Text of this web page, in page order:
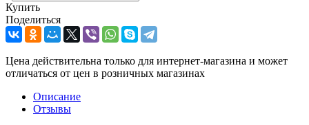
Купить
Поделиться
Цена действительна только для интернет-магазина и может
отличаться от цен в розничных магазинах
Описание
Отзывы